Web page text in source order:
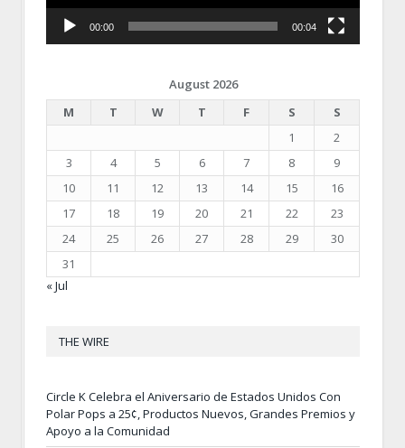
00:00 00:04
August 2026
M
T W T F S
S
1
2
3
4 5 6 7 8
9
10
11 12 13 14 15
16
17
18 19 20 21 22
23
24
25 26 27 28 29
30
31
« Jul
THE WIRE
Circle K Celebra el Aniversario de Estados Unidos Con
Polar Pops a 25¢, Productos Nuevos, Grandes Premios y
Apoyo a la Comunidad